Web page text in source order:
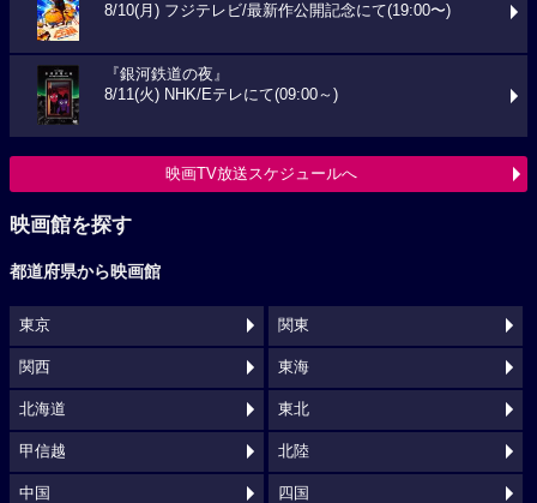
8/10(月) フジテレビ/最新作公開記念にて(19:00〜)
『銀河鉄道の夜』
8/11(火) NHK/Eテレにて(09:00～)
映画TV放送スケジュールへ
映画館を探す
都道府県から映画館
東京 関東
関西 東海
北海道 東北
甲信越 北陸
中国 四国